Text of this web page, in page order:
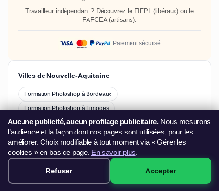
Travailleur indépendant ? Découvrez le FIFPL(libéraux) ou le
FAFCEA (artisans).
Paiement sécurisé
Villes de Nouvelle-Aquitaine
Formation Photoshop à Bordeaux
Formation Photoshop à Limoges
Formation Photoshop à Poitiers
Formation Photoshop à Pau
Formation Photoshop à Bayonne
Formation Photoshop à Brive-La-Gaillarde
349€ · Voir les sessions →
Aucune publicité, aucun profilage publicitaire.Nous mesurons
l’audience et la façon dont nos pages sont utilisées, pour les
améliorer. Choix modifiable à tout moment via « Gérer les
cookies » en bas de page. En savoir plus.
Refuser Accepter